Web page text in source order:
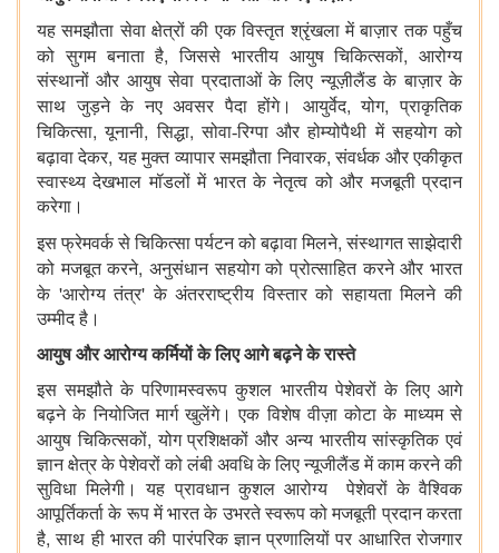
यह समझौता सेवा क्षेत्रों की एक विस्तृत श्रृंखला में बाज़ार तक पहुँच
को सुगम बनाता है,जिससे भारतीय आयुष चिकित्सकों,
आरोग्य
संस्थानों और आयुष सेवा प्रदाताओं के लिए न्यूज़ीलैंड के बाज़ार के
साथ जुड़ने के नए अवसर पैदा होंगे। आयुर्वेद,योग,प्राकृतिक
चिकित्सा,यूनानी,सिद्धा,सोवा-रिग्पा और होम्योपैथी में सहयोग को
बढ़ावा देकर,यह मुक्त व्यापार समझौता निवारक,संवर्धक और एकीकृत
स्वास्थ्य देखभाल मॉडलों में भारत के नेतृत्व को और मजबूती प्रदान
करेगा।
इस फ्रेमवर्क से चिकित्सा पर्यटन को बढ़ावा मिलने,संस्थागत साझेदारी
को मजबूत करने,अनुसंधान सहयोग को प्रोत्साहित करने और भारत
के 'आरोग्य तंत्र'के अंतरराष्ट्रीय विस्तार को सहायता मिलने की
उम्मीद है।
आयुष और आरोग्य कर्मियों के लिए आगे बढ़ने के रास्ते
इस समझौते के परिणामस्वरूप कुशल भारतीय पेशेवरों के लिए आगे
बढ़ने के नियोजित मार्ग खुलेंगे। एक विशेष वीज़ा कोटा के माध्यम से
आयुष चिकित्सकों,योग प्रशिक्षकों और अन्य भारतीय सांस्कृतिक एवं
ज्ञान क्षेत्र के पेशेवरों को लंबी अवधि के लिए न्यूजीलैंड में काम करने की
सुविधा मिलेगी। यह प्रावधान कुशल आरोग्य पेशेवरों के वैश्विक
आपूर्तिकर्ता के रूप में भारत के उभरते स्वरूप को मजबूती प्रदान करता
है,साथ ही भारत की पारंपरिक ज्ञान प्रणालियों पर आधारित रोजगार